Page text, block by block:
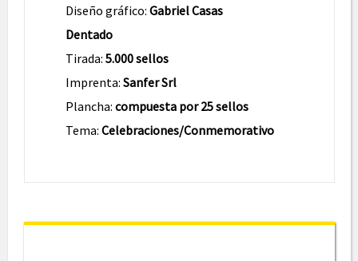
Diseño gráfico: Gabriel Casas
Dentado
Tirada: 5.000 sellos
Imprenta: Sanfer Srl
Plancha: compuesta por 25 sellos
Tema: Celebraciones/Conmemorativo